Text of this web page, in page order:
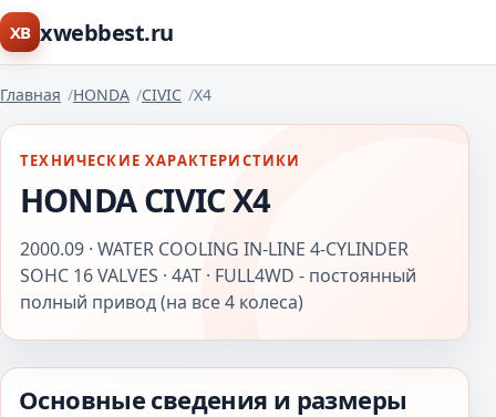
XB xwebbest.ru
Главная HONDA CIVIC X4
ТЕХНИЧЕСКИЕ ХАРАКТЕРИСТИКИ
HONDA CIVIC X4
2000.09 · WATER COOLING IN-LINE 4-CYLINDER
SOHC 16 VALVES · 4AT · FULL4WD - постоянный
полный привод (на все 4 колеса)
Основные сведения и размеры